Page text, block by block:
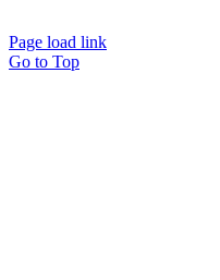
Page load link
Go to Top